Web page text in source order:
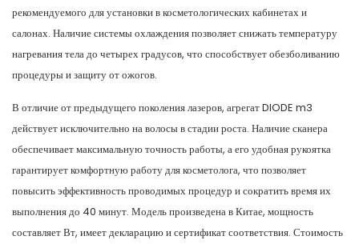
рекомендуемого для установки в косметологических кабинетах и
салонах. Наличие системы охлаждения позволяет снижать температуру
нагревания тела до четырех градусов, что способствует обезболиванию
процедуры и защиту от ожогов.
В отличие от предыдущего поколения лазеров, агрегат DIODE m3
действует исключительно на волосы в стадии роста. Наличие сканера
обеспечивает максимальную точность работы, а его удобная рукоятка
гарантирует комфортную работу для косметолога, что позволяет
повысить эффективность проводимых процедур и сократить время их
выполнения до 40 минут. Модель произведена в Китае, мощность
составляет Вт, имеет декларацию и сертификат соответствия. Стоимость